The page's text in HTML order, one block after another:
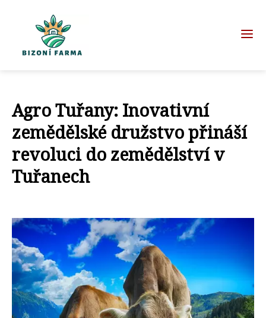
Agro Tuřany: Inovativní
zemědělské družstvo přináší
revoluci do zemědělství v
Tuřanech